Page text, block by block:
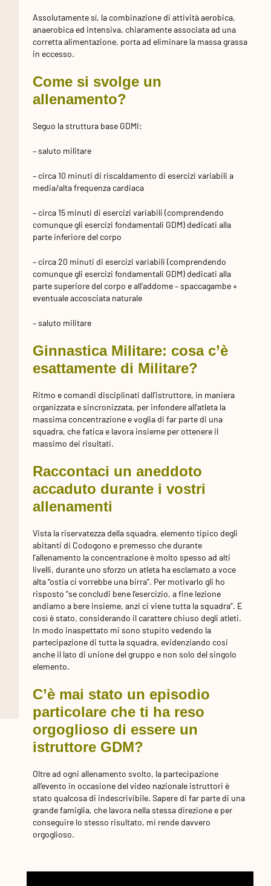
Assolutamente sí, la combinazione di attività aerobica,
anaerobica ed intensiva, chiaramente associata ad una
corretta alimentazione, porta ad eliminare la massa grassa
in eccesso.
Come si svolge un
allenamento?
Seguo la struttura base GDMI:
– saluto militare
– circa 10 minuti di riscaldamento di esercizi variabili a
media/alta frequenza cardiaca
– circa 15 minuti di esercizi variabili (comprendendo
comunque gli esercizi fondamentali GDM) dedicati alla
parte inferiore del corpo
– circa 20 minuti di esercizi variabili (comprendendo
comunque gli esercizi fondamentali GDM) dedicati alla
parte superiore del corpo e all’addome – spaccagambe +
eventuale accosciata naturale
– saluto militare
Ginnastica Militare: cosa c’è
esattamente di Militare?
Ritmo e comandi disciplinati dall’istruttore, in maniera
organizzata e sincronizzata, per infondere all’atleta la
massima concentrazione e voglia di far parte di una
squadra, che fatica e lavora insieme per ottenere il
massimo dei risultati.
Raccontaci un aneddoto
accaduto durante i vostri
allenamenti
Vista la riservatezza della squadra, elemento tipico degli
abitanti di Codogono e premesso che durante
l’allenamento la concentrazione è molto spesso ad alti
livelli, durante uno sforzo un atleta ha esclamato a voce
alta “ostia ci vorrebbe una birra”. Per motivarlo gli ho
risposto “se concludi bene l’esercizio, a fine lezione
andiamo a bere insieme, anzi ci viene tutta la squadra”. E
così è stato, considerando il carattere chiuso degli atleti.
In modo inaspettato mi sono stupito vedendo la
partecipazione di tutta la squadra, evidenziando cosi
anche il lato di unione del gruppo e non solo del singolo
elemento.
C’è mai stato un episodio
particolare che ti ha reso
orgoglioso di essere un
istruttore GDM?
Oltre ad ogni allenamento svolto, la partecipazione
all’evento in occasione del video nazionale istruttori è
stato qualcosa di indescrivibile. Sapere di far parte di una
grande famiglia, che lavora nella stessa direzione e per
conseguire lo stesso risultato, mi rende davvero
orgoglioso.